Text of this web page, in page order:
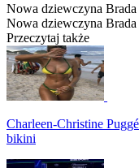
Nowa dziewczyna
Nowa dziewczyna
Przeczytaj także
Charleen-Christine
bikini